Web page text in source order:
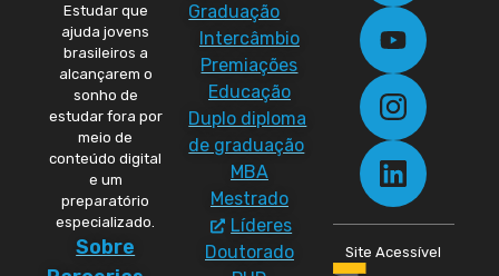
Estudar que
ajuda jovens
brasileiros a
alcançarem o
sonho de
estudar fora por
meio de
conteúdo digital
e um
preparatório
especializado.
Sobre
Graduação
Intercâmbio
Premiações
Educação
Duplo diploma
de graduação
MBA
Mestrado
Líderes
Doutorado
Site Acessível